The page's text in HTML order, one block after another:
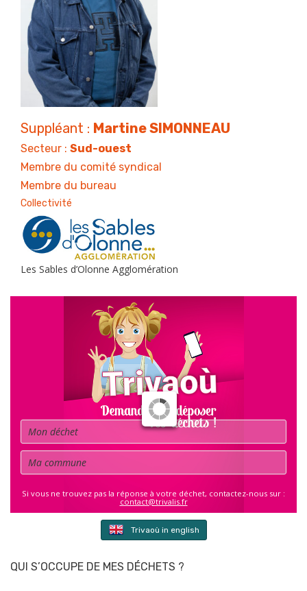
Suppléant : Martine SIMONNEAU
Secteur : Sud-ouest
Membre du comité syndical
Membre du bureau
Collectivité
Les Sables d’Olonne Agglomération
Déchet
Commune
Si vous ne trouvez pas la réponse à votre déchet, contactez-nous sur :
contact@trivalis.fr
Trivaoù in english
QUI S’OCCUPE DE MES DÉCHETS ?